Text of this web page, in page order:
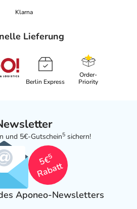
Klarna
Lieferung
Berlin Express
Order-
Priority
und 5€-Gutschein5 sichern!
5€
5
Rabatt
Aponeo-Newsletters